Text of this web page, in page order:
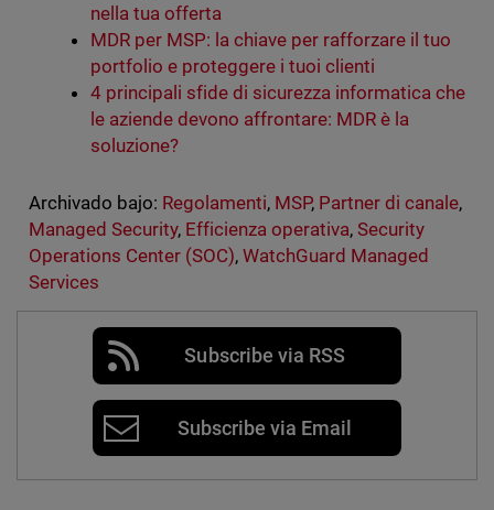
nella tua offerta
MDR per MSP: la chiave per rafforzare il tuo
portfolio e proteggere i tuoi clienti
4 principali sfide di sicurezza informatica che
le aziende devono affrontare: MDR è la
soluzione?
Archivado bajo: Regolamenti, MSP, Partner di canale,
Managed Security, Efficienza operativa,Security
Operations Center (SOC), WatchGuard Managed
Services
Subscribe via RSS
Subscribe via Email